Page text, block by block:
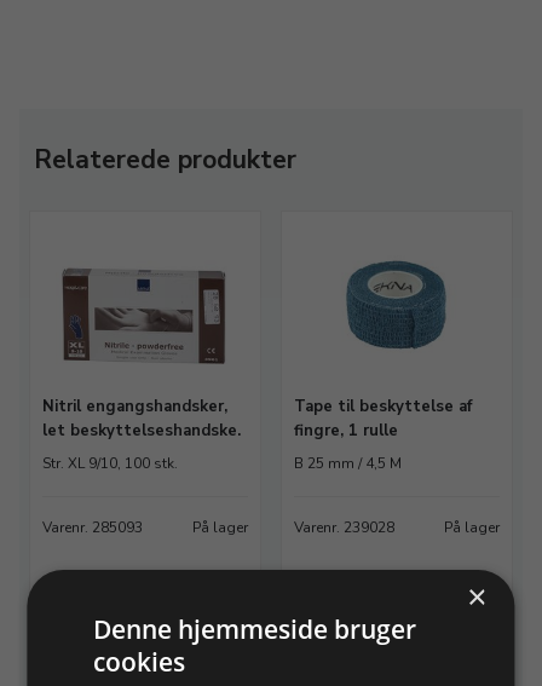
Relaterede produkter
Nitril engangshandsker,
let beskyttelseshandske.
Str. XL 9/10, 100 stk.
Varenr. 285093 På lager
Info Læg i kurv
Tape til beskyttelse af
fingre, 1 rulle
B 25 mm / 4,5 M
Varenr. 239028 På lager
Info
×
Denne hjemmeside bruger
cookies